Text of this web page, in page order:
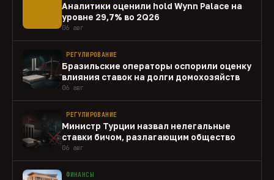
Аналитики оценили hold Wynn Palace на
уровне 29,7% во 2Q26
06 авг
РЕГУЛИРОВАНИЕ
Бразильские операторы оспорили оценку
влияния ставок на долги домохозяйств
06 авг
РЕГУЛИРОВАНИЕ
Министр Турции назвал нелегальные
ставки бичом, разлагающим общество
06 авг
ФИНАНСЫ